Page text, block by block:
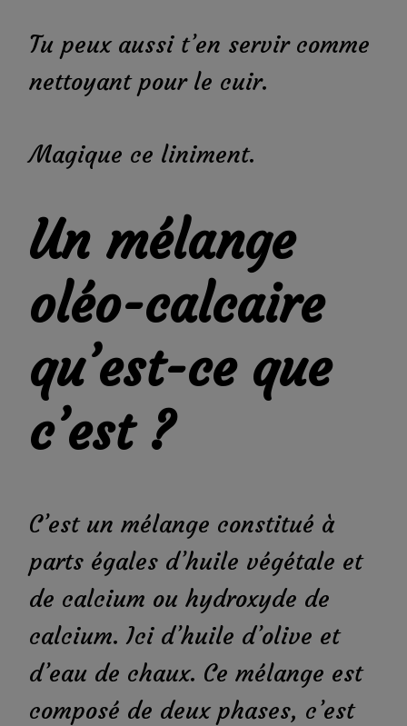
Tu peux aussi t’en servir comme
nettoyant pour le cuir.
Magique ce liniment.
Un mélange
oléo-calcaire
qu’est-ce que
c’est ?
C’est un mélange constitué à
parts égales d’huile végétale et
de calcium ou hydroxyde de
calcium. Ici d’huile d’olive et
d’eau de chaux. Ce mélange est
composé de deux phases, c’est